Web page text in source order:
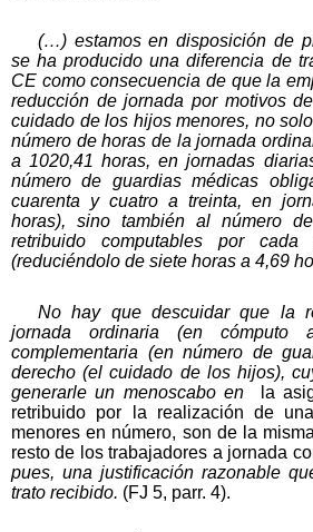
(…) estamos en disposición de
se ha producido una diferencia de
CE como consecuencia de que la
reducción de jornada por motivos
cuidado de los hijos menores, no
número de horas de la jornada
a 1020,41 horas, en jornadas
número de guardias médicas
cuarenta y cuatro a treinta, en
horas), sino también al número
retribuido computables por
(reduciéndolo de siete horas a 4,69
No hay que descuidar que la
jornada ordinaria (en cómputo
complementaria (en número de
derecho (el cuidado de los hijos),
generarle un menoscabo en
la
retribuido por la realización de
menores en número, son de la
resto de los trabajadores a jornada
pues, una justificación razonable
trato recibido. (FJ 5, parr. 4).